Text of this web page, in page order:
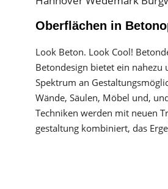
Oberflächen in
Look Beton. Look Cool!
Betondesign bietet ein nahezu
Spektrum an
Wände, Säulen, Möbel und,
Techniken werden mit neuen
gestaltung kombiniert, das